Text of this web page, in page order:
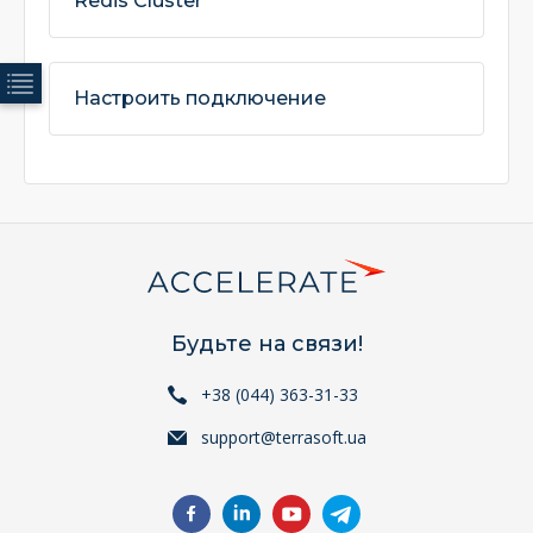
Настроить подключение
Будьте на связи!
+38 (044) 363-31-33
support@terrasoft.ua